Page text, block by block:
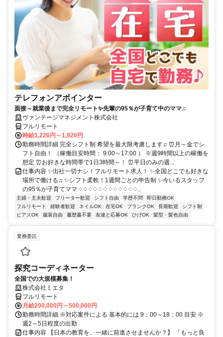
テレフォンアポインター
面接～就業後まで完全リモート✨先輩の95％が子育て中のママ♫
ヴァンテージマネジメント株式会社
フルリモート
時給1,226円～1,920円
勤務時間詳細 完全シフト制 希望を最大限考慮します♫ ⏰月～金でシ
フト自由！ （稼働目安時間： 9:00～17:00 ） ※週9時間以上の稼働を
想定 ⏰お好きな時間帯で1日3時間～！ ⏰平日のみの週...
仕事内容 ✨出社一切ナシ！フルリモート求人！ ✨全国どこでも好きな
場所で働ける♫ ✨シフト柔軟！1週間ごとの申告制 ✨今いるスタッフ
の95％が子育てママ ༶ ༶ ༶ ༶ ༶ ༶ ༶ ༶ ༶ ༶ ༶ ༶...
主婦・主夫歓迎 フリーター歓迎 シフト自由 学歴不問
即日勤務OK
フルリモート
経験者歓迎 ネイルOK 在宅OK ブランクOK 長期歓迎
シフト制
ピアスOK
服装自由 履歴書不要 友達と応募OK ひげOK 髪型・髪色自由
業務委託
探究コーディネーター
全国での大規模募集！
株式会社ミエタ
フルリモート
月給200,000円～500,000円
勤務時間詳細 ※対応案件による 基本的には 9：00～18：00 目安 ※
週2～5日程度の出勤
仕事内容 【日本の教育を、一緒に前進させませんか？】 「もっと良